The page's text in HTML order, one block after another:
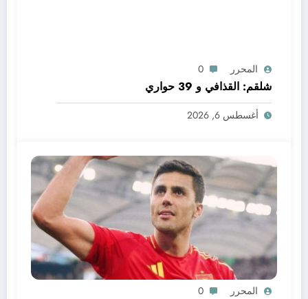
المحرر 0
شلقم: القذافي و 39 حواري
أغسطس 6, 2026
المحرر 0